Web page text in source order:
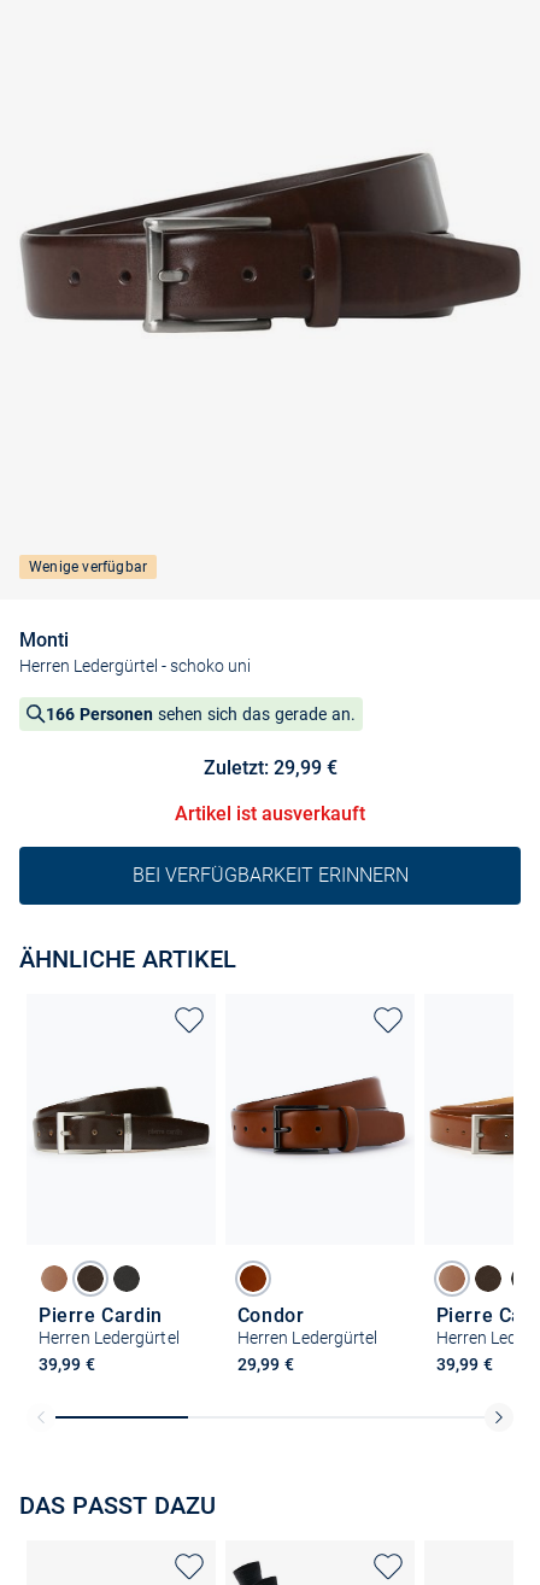
Wenige verfügbar
Monti
Herren Ledergürtel - schoko uni
166 Personen sehen sich das gerade an.
Zuletzt: 29,99 €
Artikel ist ausverkauft
BEI VERFÜGBARKEIT ERINNERN
ÄHNLICHE ARTIKEL
Pierre Cardin
Herren Ledergürtel
39,99 €
Condor
Herren Ledergürtel
29,99 €
Pierre
Herren
39,99 €
DAS PASST DAZU